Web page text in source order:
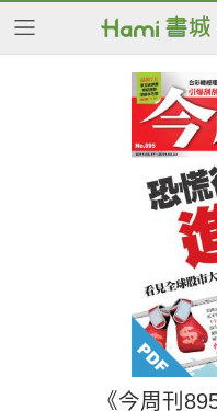
《今周刊